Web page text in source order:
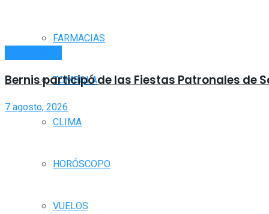
FARMACIAS
TOMBOLA
CLIMA
HORÓSCOPO
VUELOS
Bernis participó de las Fiestas Patronales de
7 agosto, 2026